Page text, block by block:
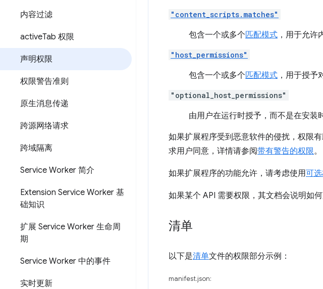
内容过滤
activeTab 权限
声明权限
权限警告准则
原生消息传递
跨源网络请求
跨域隔离
Service Worker 简介
Extension Service Worker 基
础知识
扩展 Service Worker 生命周
期
Service Worker 中的事件
实时更新
"content_scripts.matches"
包含一个或多个匹配模式 ，用于允
"host_permissions"
包含一个或多个匹配模式 ，用于授
"optional_host_permissions"
由用户在运行时授予，而不是在安装
如果扩展程序受到恶意软件的侵扰，权限
求用户同意，详情请参阅带有警告的权限。
如果扩展程序的功能允许，请考虑使用可
如果某个 API 需要权限，其文档会说明如
清单
以下是清单文件的权限部分示例：
manifest.json: